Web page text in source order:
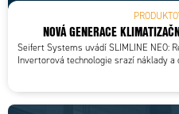
NOVÁ GENERACE
Seifert Systems uvádí SLIMLINE NEO:
Invertorová technologie srazí náklady a